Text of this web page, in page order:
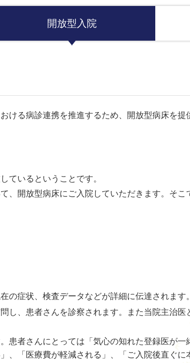
開放型入院
る病診連携を推進するため、開放型病床を提
ているということです。
、開放型病床にご入院していただきます。そこ
の症状、検査データなどが詳細に伝達されます。
し、患者さんを診察されます。また当院主治
患者さんにとっては「気心の知れた登録医が一
、「医療費が軽減される」、「ご入院後直ぐに